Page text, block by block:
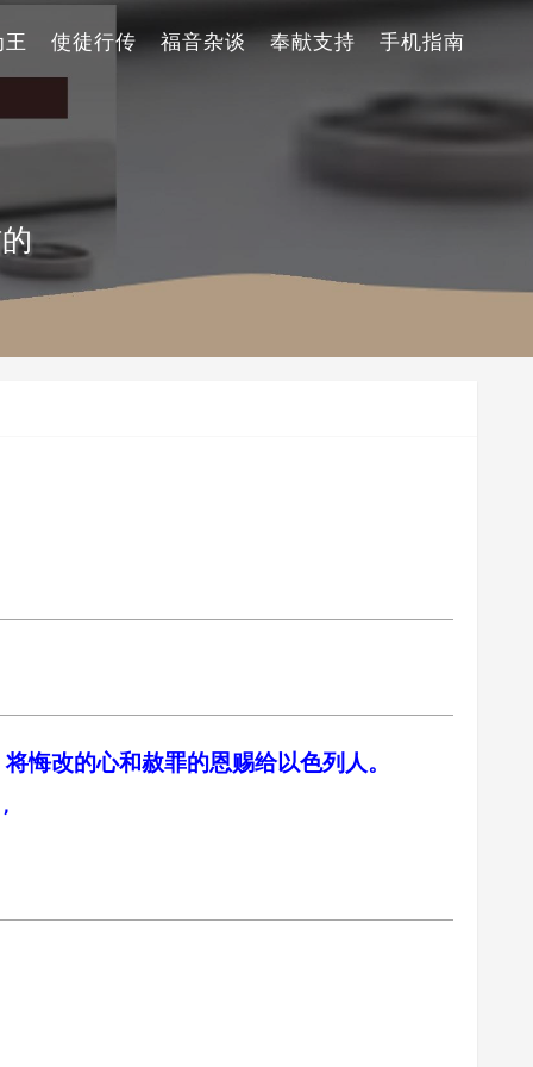
王 使徒行传 福音杂谈 奉献支持 手机指南
改的心和赦罪的恩赐给以色列人。